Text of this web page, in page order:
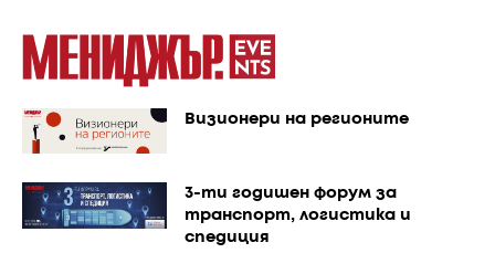
Визионери на регионите
3-ти годишен форум за
транспорт, логистика и
спедиция